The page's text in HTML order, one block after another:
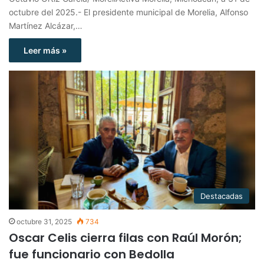
octubre del 2025.- El presidente municipal de Morelia, Alfonso
Martínez Alcázar,…
Leer más »
Destacadas
octubre 31, 2025 734
Oscar Celis cierra filas con Raúl Morón;
fue funcionario con Bedolla